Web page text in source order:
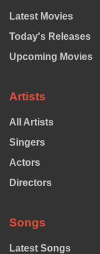
Latest Movies
Today's Releases
Upcoming Movies
Artists
All Artists
Singers
Actors
Directors
Songs
Latest Songs